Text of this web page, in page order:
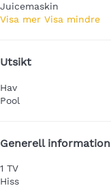
Juicemaskin
Visa mer Visa mindre
Utsikt
Hav
Pool
Generell information
1 TV
Hiss